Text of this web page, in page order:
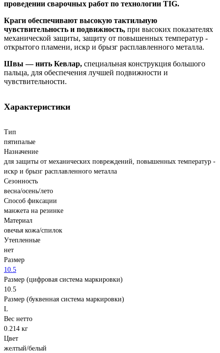
проведении сварочных работ по технологии TIG.
Краги обеспечивают высокую тактильную
чувствительность и подвижность, при высоких показателях
механической защиты, защиту от повышенных температур -
открытого пламени, искр и брызг расплавленного металла.
Швы — нить Кевлар, специальная конструкция большого
пальца, для обеспечения лучшей подвижности и
чувствительности.
Характеристики
Тип
пятипалые
Назначение
для защиты от механических повреждений, повышенных температур -
искр и брызг расплавленного металла
Сезонность
весна/осень/лето
Способ фиксации
манжета на резинке
Материал
овечья кожа/спилок
Утепленные
нет
Размер
10.5
Размер (цифровая система маркировки)
10.5
Размер (буквенная система маркировки)
L
Вес нетто
0.214 кг
Цвет
желтый/белый